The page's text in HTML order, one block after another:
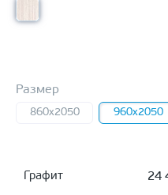
Размер
860x2050 960x2050
Графит 24